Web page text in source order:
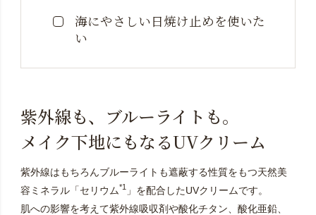
海にやさしい日焼け止めを使いた
い
紫外線も、ブルーライトも。
メイク下地にもなるUVクリーム
紫外線はもちろんブルーライトも遮蔽する性質をもつ天然美
容ミネラル「セリウム*1 」を配合したUVクリームです。
肌への影響を考えて紫外線吸収剤や酸化チタン、酸化亜鉛、